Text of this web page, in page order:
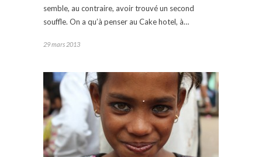
semble, au contraire, avoir trouvé un second
souffle. On a qu’à penser au Cake hotel, à…
29 mars 2013